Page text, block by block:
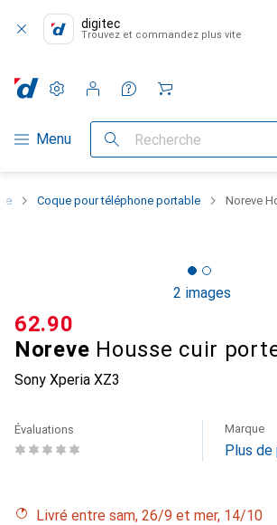
digitec
Trouvez et commandez plus vite
Navigation par catégorie
Menu Recherche
Paramètres
Compte client
Listes de comparaison
Listes d'envies
Panier
Coque pour téléphone portable Noreve
2 images
Noreve Housse cuir
Sony Xperia XZ3
CHF
62.90
Évaluations Marque
Plus
Livré entre sam, 26/9 et mer, 14/10